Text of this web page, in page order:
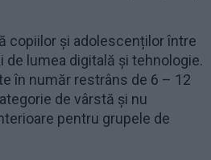
copiilor și adolescenților între
de lumea digitală și tehnologie.
în număr restrâns de 6 – 12
de vârstă și nu
pentru grupele de